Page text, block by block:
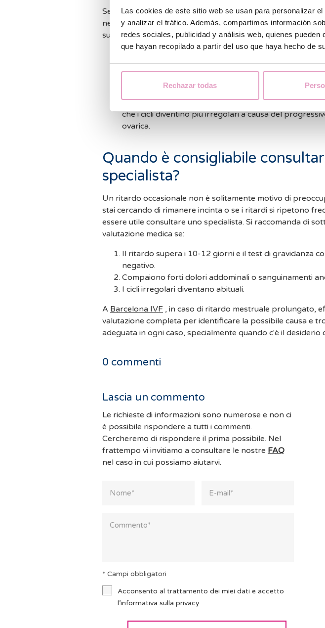
Las cookies de este sitio web se usan para personalizar
y analizar el tráfico. Además, compartimos información
redes sociales, publicidad y análisis web, quienes
que hayan recopilado a partir del uso que haya hecho de
Rechazar todas
Se i ritardi si ripetono frequentemente e i test di gravidanza
negativi, è opportuno valutare possibili cause mediche
sul ciclo mestruale:
lunghi e irregolari.
sull'equilibrio ormonale.
Perimenopausa:in questa fase di transizione verso la
che i cicli diventino più irregolari a causa del
ovarica.
Quando è consigliabile
specialista?
Un ritardo occasionale non è solitamente motivo di
stai cercando di rimanere incinta o se i ritardi si ripetono
essere utile consultare uno specialista. Si raccomanda di
valutazione medica se:
Il ritardo supera i 10-12 giorni e il test di gravidanza
negativo.
Compaiono forti dolori addominali o sanguinamenti
I cicli irregolari diventano abituali.
A Barcelona IVF , in caso di ritardo mestruale prolungato,
valutazione completa per identificare la possibile causa e
adeguata in ogni caso, specialmente quando c'è il desiderio
0 commenti
Lascia un commento
Le richieste di informazioni sono numerose e non ci
è possibile rispondere a tutti i commenti.
Cercheremo di rispondere il prima possibile. Nel
frattempo vi invitiamo a consultare le nostre FAQ
nel caso in cui possiamo aiutarvi.
* Campi obbligatori
Acconsento al trattamento dei miei dati e accetto
l’informativa sulla privacy